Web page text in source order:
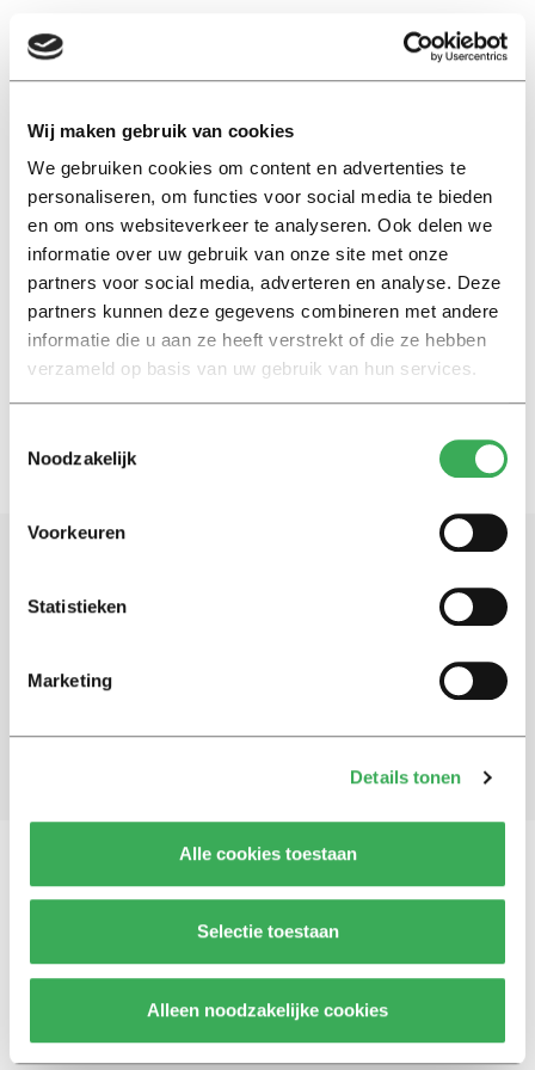
Wij maken gebruik van cookies
We gebruiken cookies om content en advertenties te
personaliseren, om functies voor social media te bieden
en om ons websiteverkeer te analyseren. Ook delen we
informatie over uw gebruik van onze site met onze
partners voor social media, adverteren en analyse. Deze
partners kunnen deze gegevens combineren met andere
informatie die u aan ze heeft verstrekt of die ze hebben
verzameld op basis van uw gebruik van hun services.
Noodzakelijk
Voorkeuren
Statistieken
Marketing
Details tonen
Alle cookies toestaan
Selectie toestaan
Alleen noodzakelijke cookies
EN
espresso
Kijk
Video: Barista proeft
automatenkoffie Tilburg
University
06 februari 2019
Blijf op de hoogte. Meld je aan voor de nieuwsbrief van
Aanmelden
Vragen, opmerkingen of tips?
© 2026 -Over ons Disclaimer Adverteren Werken bij Contact